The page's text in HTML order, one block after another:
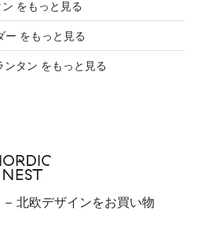
をもっと見る
ー をもっと見る
タン をもっと見る
- 北欧デザインをお買い物